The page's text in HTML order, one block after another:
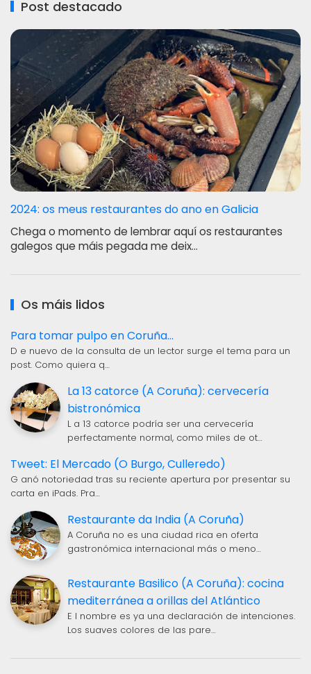
Post destacado
2024: os meus restaurantes do ano en Galicia
Chega o momento de lembrar aquí os restaurantes
galegos que máis pegada me deix…
Os máis lidos
Para tomar pulpo en Coruña...
D e nuevo de la consulta de un lector surge el tema para un
post. Como quiera q…
La 13 catorce (A Coruña): cervecería
bistronómica
L a 13 catorce podría ser una cervecería
perfectamente normal, como miles de ot…
Tweet: El Mercado (O Burgo, Culleredo)
G anó notoriedad tras su reciente apertura por presentar su
carta en iPads. Pra…
Restaurante da India (A Coruña)
A Coruña no es una ciudad rica en oferta
gastronómica internacional más o meno…
Restaurante Basilico (A Coruña): cocina
mediterránea a orillas del Atlántico
E l nombre es ya una declaración de intenciones.
Los suaves colores de las pare…